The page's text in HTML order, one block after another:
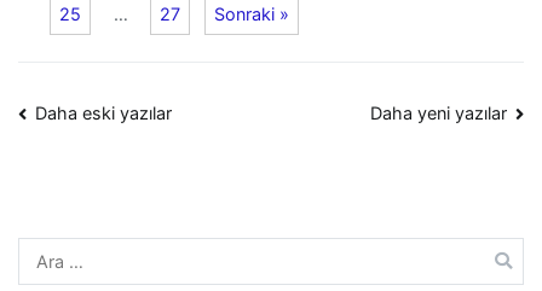
25 … 27 Sonraki »
Yazı
Daha eski yazılar Daha yeni yazılar
Arama: